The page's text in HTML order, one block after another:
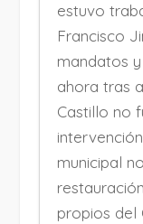
estuvo
Francisco
mandatos
ahora tras
Castillo no
municipal
propios del